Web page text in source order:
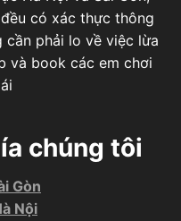
có xác thực thông
cần phải lo về việc lừa
và book các em chơi
chúng tôi
Gòn
Nội